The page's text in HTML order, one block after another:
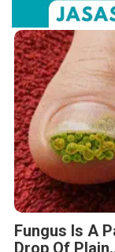
Fungus Is A
Drop Of